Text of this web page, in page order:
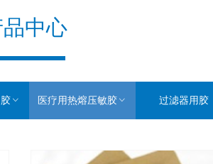
ꀁ ꀁ
医疗用热熔压敏胶 过滤器用胶
中心